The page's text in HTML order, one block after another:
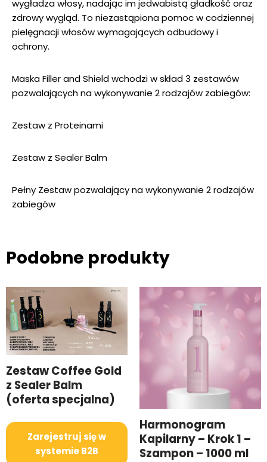
wygładza włosy, nadając im jedwabistą gładkość oraz
zdrowy wygląd. To niezastąpiona pomoc w codziennej
pielęgnacji włosów wymagających odbudowy i
ochrony.
Maska Filler and Shield wchodzi w skład 3 zestawów
pozwalających na wykonywanie 2 rodzajów zabiegów:
Zestaw z Proteinami
Zestaw z Sealer Balm
Pełny Zestawpozwalający na wykonywanie 2 rodzajów
zabiegów
Podobne produkty
Zestaw Coffee Gold
z Sealer Balm
(oferta specjalna)
Zarejestruj się w
systemie B2B
Harmonogram
Kapilarny – Krok 1 –
Szampon – 1000 ml